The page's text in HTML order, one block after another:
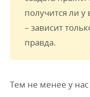
получится ли у
– зависит
правда.
Тем не менее у